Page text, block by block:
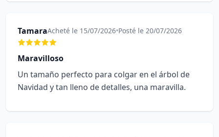
TamaraAcheté le 15/07/2026•Posté le 20/07/2026
Maravilloso
Un tamaño perfecto para colgar en el árbol de
Navidad y tan lleno de detalles, una maravilla.